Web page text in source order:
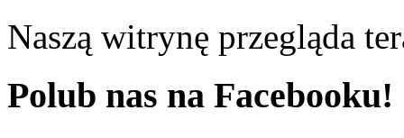
Naszą witrynę przegląda
Polub nas na Facebooku!